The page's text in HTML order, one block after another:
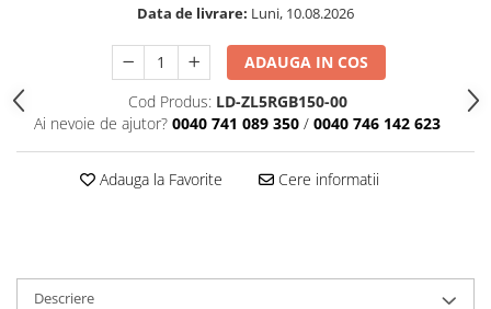
Data de livrare: Luni, 10.08.2026
ADAUGA IN COS
Cod Produs: LD-ZL5RGB150-00
Ai nevoie de ajutor? 0040 741 089 350 / 0040 746 142 623
Adauga la Favorite Cere informatii
Descriere